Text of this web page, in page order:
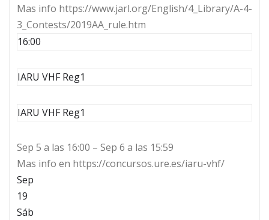
Mas info https://www.jarl.org/English/4_Library/A-4-
3_Contests/2019AA_rule.htm
16:00
IARU VHF Reg1
IARU VHF Reg1
Sep 5 a las 16:00 – Sep 6 a las 15:59
Mas info en https://concursos.ure.es/iaru-vhf/
Sep
19
Sáb